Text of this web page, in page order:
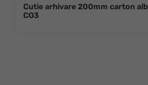
Cutie arhivare 200mm carton alb
CO3